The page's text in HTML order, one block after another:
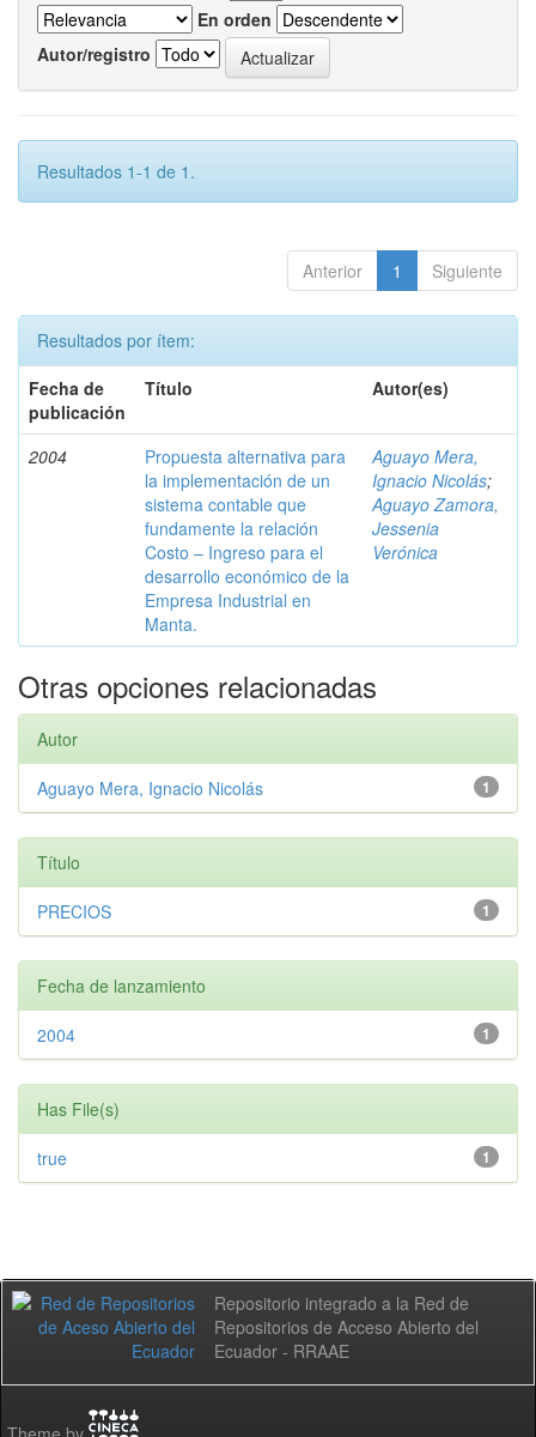
En orden
Autor/registro
Resultados 1-1 de 1.
Anterior 1 Siguiente
Resultados por ítem:
Fecha de
publicación
Título Autor(es)
2004
Propuesta alternativa para
la implementación de un
sistema contable que
fundamente la relación
Costo – Ingreso para el
desarrollo económico de la
Empresa Industrial en
Manta.
Aguayo Mera,
Ignacio Nicolás;
Aguayo Zamora,
Jessenia
Verónica
Otras opciones relacionadas
Autor
1
Aguayo Mera, Ignacio Nicolás
Título
1
PRECIOS
Fecha de lanzamiento
1
2004
Has File(s)
1
true
Repositorio integrado a la Red de
Repositorios de Acceso Abierto del
Ecuador - RRAAE